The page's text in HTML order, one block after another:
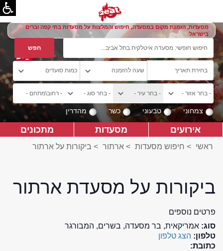
מסעדות, הזמנת מקום במסעדה, חיפוש והמלצות על מסעדות בתי קפה וברים
בישראל
צמחוני טבעוני כשר מהדרין
אירועים מסעדות מתכונים
ראשי > חיפוש מסעדות > ארתור > ביקורות על ארתור
ביקורות על מסעדת ארתור
פרטים נוספים
סוג: אמריקאית, בר מסעדה, בשרים, המבורגר
טלפון: הצג טלפון
כתובת: